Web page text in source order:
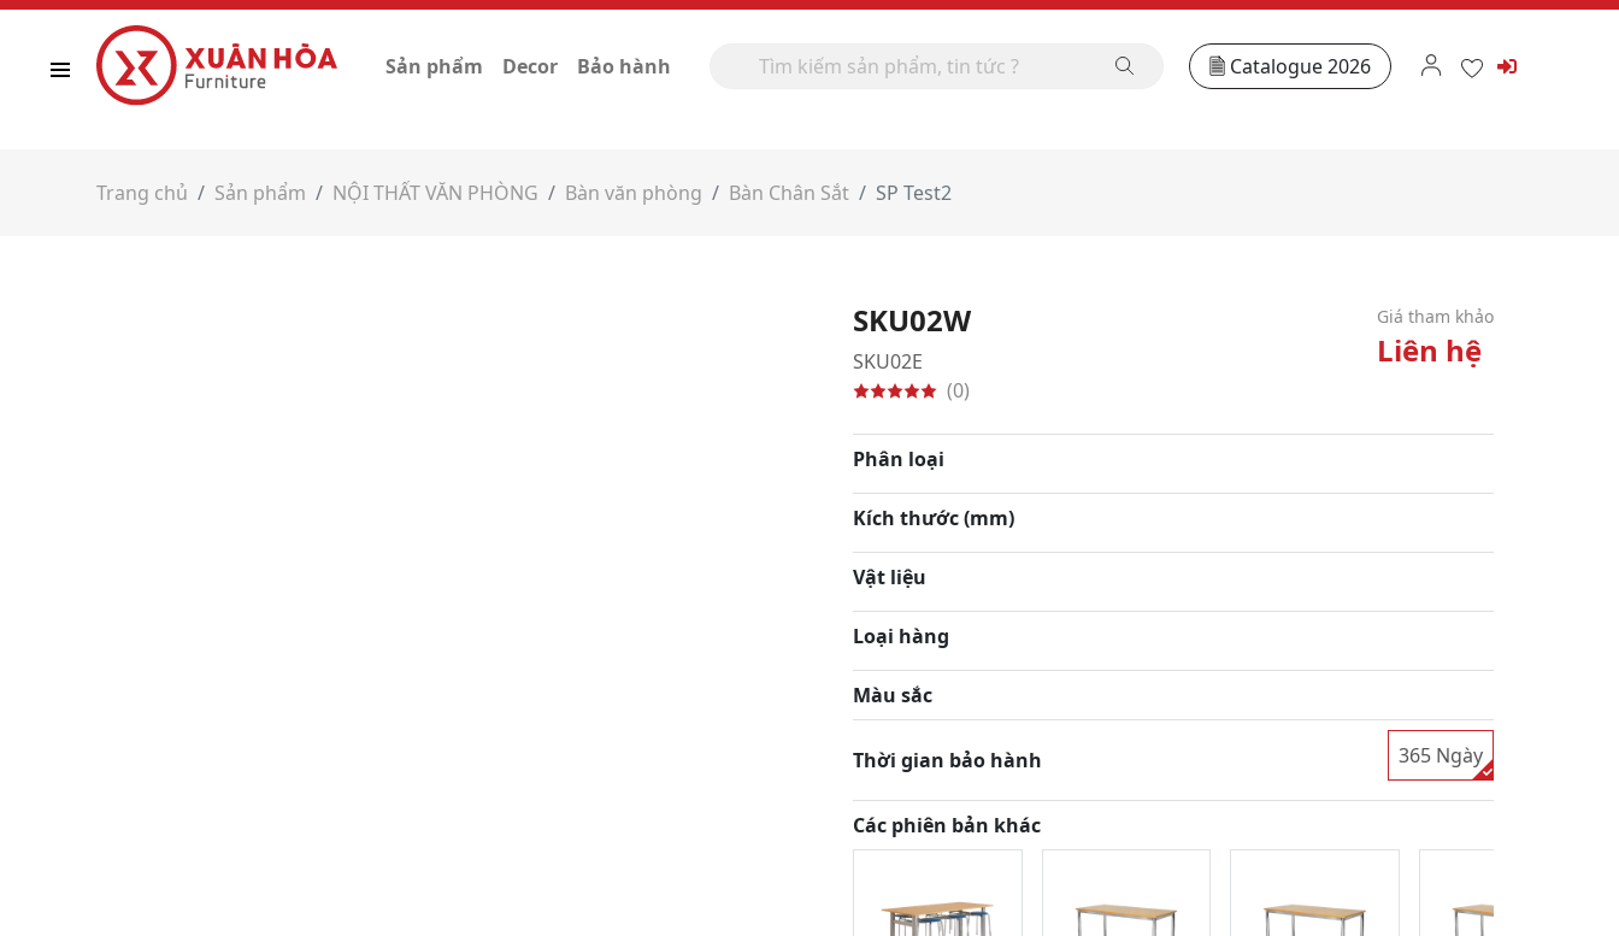
Sản phẩm Decor Bảo hành Catalogue 2026
Trang chủ Sản phẩm NỘI THẤT VĂN PHÒNG Bàn văn phòng Bàn Chân Sắt SP Test2
SKU02W
SKU02E
(0)
Giá tham khảo
Liên hệ
Phân loại
Kích thước (mm)
Vật liệu
Loại hàng
Màu sắc
Thời gian bảo hành 365 Ngày
Các phiên bản khác